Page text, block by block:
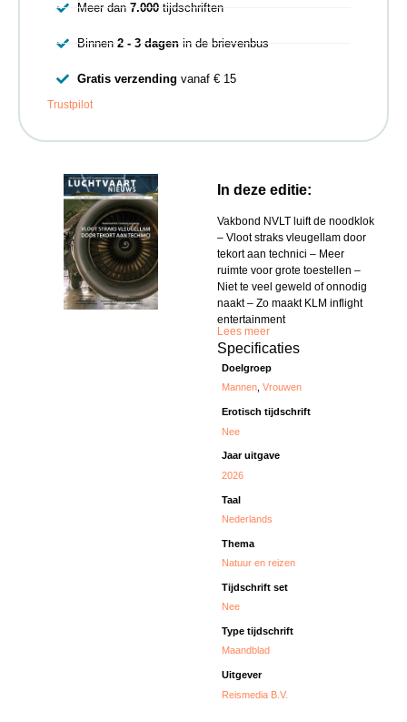
In deze editie:
Vakbond NVLT luift de noodklok
– Vloot straks vleugellam door
tekort aan technici – Meer
ruimte voor grote toestellen –
Niet te veel geweld of onnodig
naakt – Zo maakt KLM inflight
entertainment
Lees meer
Specificaties
Doelgroep
Mannen,Vrouwen
Erotisch tijdschrift
Nee
Jaar uitgave
2026
Taal
Nederlands
Thema
Natuur en reizen
Tijdschrift set
Nee
Type tijdschrift
Maandblad
Uitgever
Reismedia B.V.
Meer dan 7.000tijdschriften
Binnen 2 - 3 dagenin de brievenbus
Gratis verzending vanaf € 15
Trustpilot